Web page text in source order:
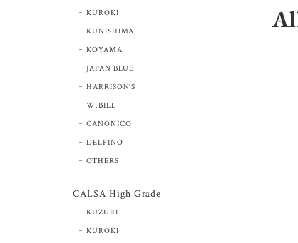
KUROKI
KUNISHIMA
KOYAMA
JAPAN BLUE
HARRISON’S
W.BILL
CANONICO
DELFINO
OTHERS
CALSA High Grade
KUZURI
KUROKI